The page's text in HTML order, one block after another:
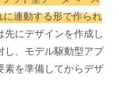
連動する形で作られ
先にデザインを作成し
し、モデル駆動型アプ
素を準備してからデザ